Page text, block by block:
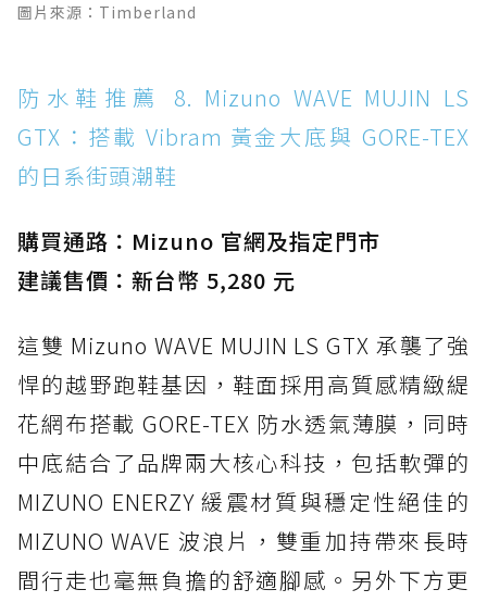
圖片來源：Timberland
防水鞋推薦 8. Mizuno WAVE MUJIN LS
GTX：搭載 Vibram 黃金大底與 GORE-TEX
的日系街頭潮鞋
購買通路：Mizuno 官網及指定門市
建議售價：新台幣 5,280 元
這雙 Mizuno WAVE MUJIN LS GTX 承襲了強
悍的越野跑鞋基因，鞋面採用高質感精緻緹
花網布搭載 GORE-TEX 防水透氣薄膜，同時
中底結合了品牌兩大核心科技，包括軟彈的
MIZUNO ENERZY 緩震材質與穩定性絕佳的
MIZUNO WAVE 波浪片，雙重加持帶來長時
間行走也毫無負擔的舒適腳感。另外下方更